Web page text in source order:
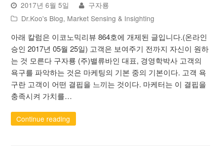
2017년 6월 5일
구자룡
Dr.Koo's Blog, Market Sensing & Insighting
아래 칼럼은 이코노믹리뷰 864호에 개제된 글입니다.(온라인
승인 2017년 05월 25일) 고객은 보여주기 전까지 자신이 원하
는 것 모른다 구자룡 (주)밸류바인 대표, 경영학박사 고객의
욕구를 파악하는 것은 마케팅의 기본 중의 기본이다. 고객 욕
구란 고객이 어떤 결핍을 느끼는 것이다. 마케터는 이 결핍을
충족시켜 가치를…
Continue reading